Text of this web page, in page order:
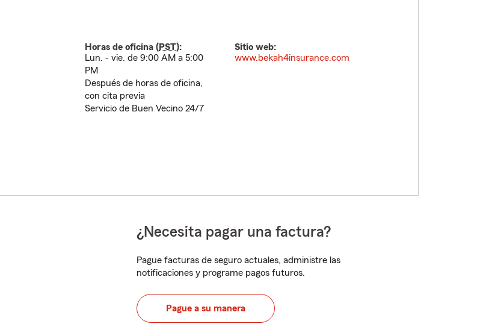
Horas de oficina (PST):
Lun. - vie. de 9:00 AM a 5:00
PM
Después de horas de oficina,
con cita previa
Servicio de Buen Vecino 24/7
Sitio web:
www.bekah4insurance.com
¿Necesita pagar una factura?
Pague facturas de seguro actuales, administre las
notificaciones y programe pagos futuros.
Pague a su manera